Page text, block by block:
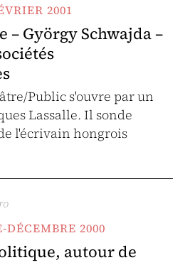
2001
– György Schwajda –
Public s'ouvre par un
Lassalle. Il sonde
l'écrivain hongrois
DÉCEMBRE 2000
autour de